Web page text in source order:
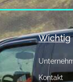
Wichtig
Kontakt